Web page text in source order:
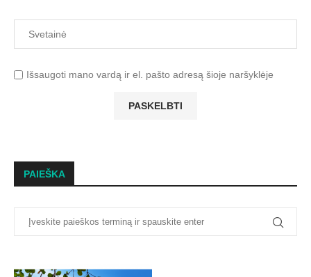
Išsaugoti mano vardą ir el. pašto adresą šioje naršyklėje
PAIEŠKA